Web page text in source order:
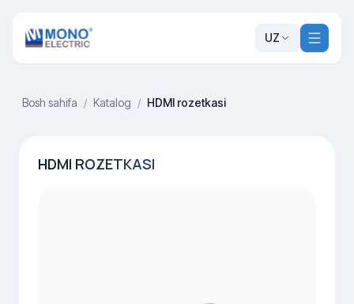
UZ
Bosh sahifa / Katalog / HDMI rozetkasi
HDMI ROZETKASI